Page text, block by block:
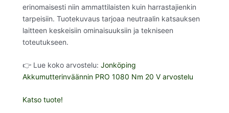
erinomaisesti niin ammattilaisten kuin harrastajienkin
tarpeisiin. Tuotekuvaus tarjoaa neutraalin katsauksen
laitteen keskeisiin ominaisuuksiin ja tekniseen
toteutukseen.
👉 Lue koko arvostelu: Jonköping
Akkumutterinväännin PRO 1080 Nm 20 V arvostelu
Katso tuote!